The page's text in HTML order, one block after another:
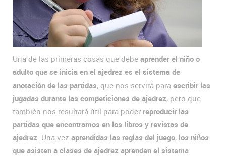
Una de las primeras cosas que debe aprender el niño o
adulto que se inicia en el ajedrez es el sistema de
anotación de las partidas, que nos servirá para escribir las
jugadas durante las competiciones de ajedrez, pero que
también nos resultará útil para poder reproducir las
partidas que encontramos en los libros y revistas de
ajedrez . Una vez aprendidas las reglas del juego, los niños
que asisten a clases de ajedrez aprenden el sistema